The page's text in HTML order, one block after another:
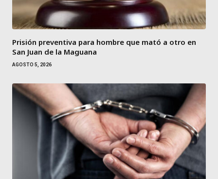
Prisión preventiva para hombre que mató a otro en
San Juan de la Maguana
AGOSTO 5, 2026